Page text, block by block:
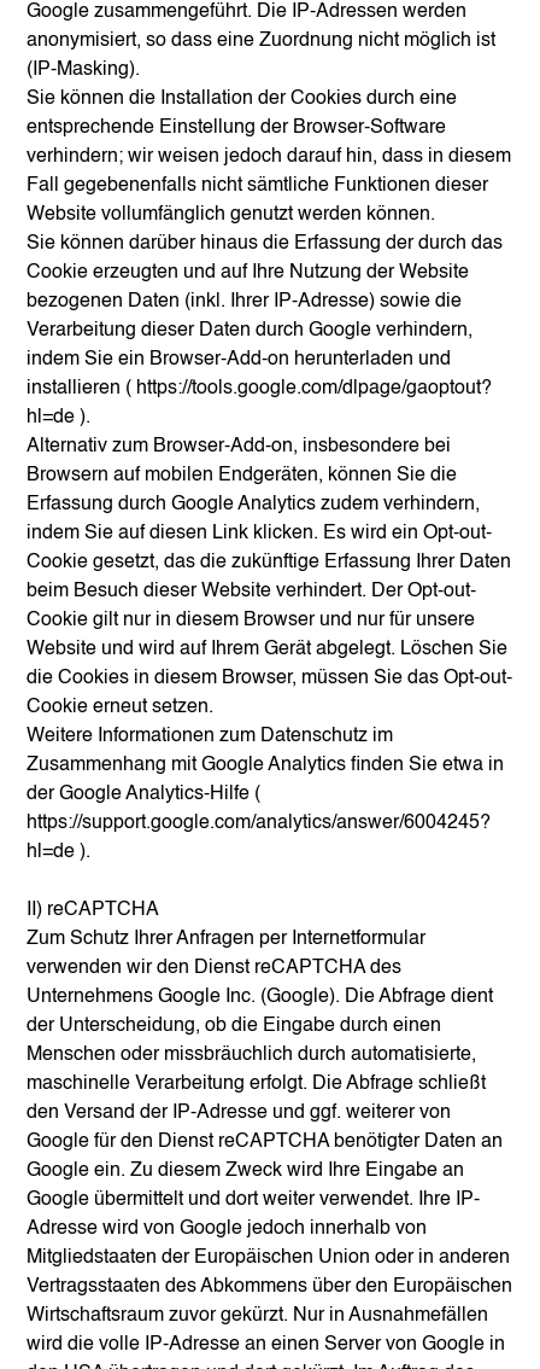
Google zusammengeführt. Die IP-Adressen werden
anonymisiert, so dass eine Zuordnung nicht möglich ist
(IP-Masking).
Sie können die Installation der Cookies durch eine
entsprechende Einstellung der Browser-Software
verhindern; wir weisen jedoch darauf hin, dass in diesem
Fall gegebenenfalls nicht sämtliche Funktionen dieser
Website vollumfänglich genutzt werden können.
Sie können darüber hinaus die Erfassung der durch das
Cookie erzeugten und auf Ihre Nutzung der Website
bezogenen Daten (inkl. Ihrer IP-Adresse) sowie die
Verarbeitung dieser Daten durch Google verhindern,
indem Sie ein Browser-Add-on herunterladen und
installieren ( https://tools.google.com/dlpage/gaoptout?
hl=de ).
Alternativ zum Browser-Add-on, insbesondere bei
Browsern auf mobilen Endgeräten, können Sie die
Erfassung durch Google Analytics zudem verhindern,
indem Sie auf diesen Link klicken. Es wird ein Opt-out-
Cookie gesetzt, das die zukünftige Erfassung Ihrer Daten
beim Besuch dieser Website verhindert. Der Opt-out-
Cookie gilt nur in diesem Browser und nur für unsere
Website und wird auf Ihrem Gerät abgelegt. Löschen Sie
die Cookies in diesem Browser, müssen Sie das Opt-out-
Cookie erneut setzen.
Weitere Informationen zum Datenschutz im
Zusammenhang mit Google Analytics finden Sie etwa in
der Google Analytics-Hilfe (
https://support.google.com/analytics/answer/6004245?
hl=de ).
II) reCAPTCHA
Zum Schutz Ihrer Anfragen per Internetformular
verwenden wir den Dienst reCAPTCHA des
Unternehmens Google Inc. (Google). Die Abfrage dient
der Unterscheidung, ob die Eingabe durch einen
Menschen oder missbräuchlich durch automatisierte,
maschinelle Verarbeitung erfolgt. Die Abfrage schließt
den Versand der IP-Adresse und ggf. weiterer von
Google für den Dienst reCAPTCHA benötigter Daten an
Google ein. Zu diesem Zweck wird Ihre Eingabe an
Google übermittelt und dort weiter verwendet. Ihre IP-
Adresse wird von Google jedoch innerhalb von
Mitgliedstaaten der Europäischen Union oder in anderen
Vertragsstaaten des Abkommens über den Europäischen
Wirtschaftsraum zuvor gekürzt. Nur in Ausnahmefällen
wird die volle IP-Adresse an einen Server von Google in